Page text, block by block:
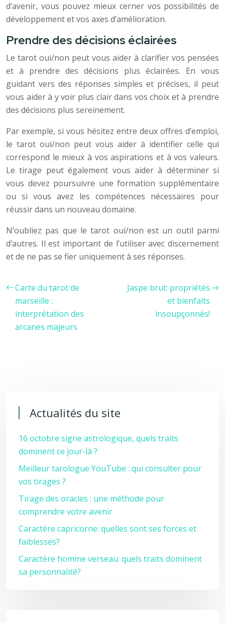
d’avenir, vous pouvez mieux cerner vos possibilités de
développement et vos axes d’amélioration.
Prendre des décisions éclairées
Le tarot oui/non peut vous aider à clarifier vos pensées
et à prendre des décisions plus éclairées. En vous
guidant vers des réponses simples et précises, il peut
vous aider à y voir plus clair dans vos choix et à prendre
des décisions plus sereinement.
Par exemple, si vous hésitez entre deux offres d’emploi,
le tarot oui/non peut vous aider à identifier celle qui
correspond le mieux à vos aspirations et à vos valeurs.
Le tirage peut également vous aider à déterminer si
vous devez poursuivre une formation supplémentaire
ou si vous avez les compétences nécessaires pour
réussir dans un nouveau domaine.
N’oubliez pas que le tarot oui/non est un outil parmi
d’autres. Il est important de l’utiliser avec discernement
et de ne pas se fier uniquement à ses réponses.
Carte du tarot de
marseille :
interprétation des
arcanes majeurs
Jaspe brut: propriétés
et bienfaits
insoupçonnés!
Actualités du site
16 octobre signe astrologique, quels traits
dominent ce jour-là ?
Meilleur tarologue YouTube : qui consulter pour
vos tirages ?
Tirage des oracles : une méthode pour
comprendre votre avenir
Caractère capricorne: quelles sont ses forces et
faiblesses?
Caractère homme verseau: quels traits dominent
sa personnalité?